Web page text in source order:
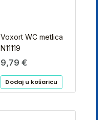
Voxort WC metlica
N11119
9,79 €
Dodaj u košaricu